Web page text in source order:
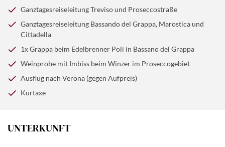
Ganztagesreiseleitung Treviso und Proseccostraße
Ganztagesreiseleitung Bassando del Grappa, Marostica und
Cittadella
1x Grappa beim Edelbrenner Poli in Bassano del Grappa
Weinprobe mit Imbiss beim Winzer im Proseccogebiet
Ausflug nach Verona (gegen Aufpreis)
Kurtaxe
UNTERKUNFT